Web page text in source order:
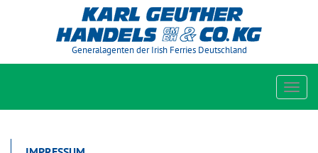
Generalagenten der Irish Ferries Deutschland